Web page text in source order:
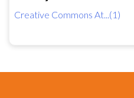
Creative Commons At...(1)